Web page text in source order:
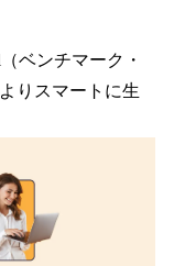
ベンチマーク・
りスマートに生